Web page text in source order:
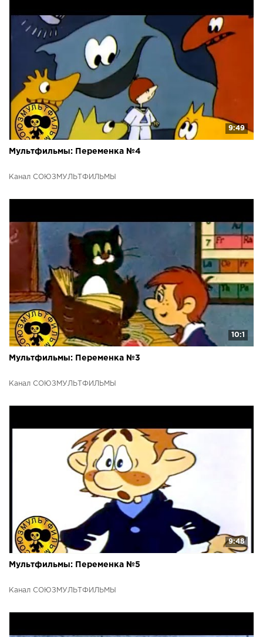
9:49
Мультфильмы: Переменка №4
Канал СОЮЗМУЛЬТФИЛЬМЫ
10:1
Мультфильмы: Переменка №3
Канал СОЮЗМУЛЬТФИЛЬМЫ
9:48
Мультфильмы: Переменка №5
Канал СОЮЗМУЛЬТФИЛЬМЫ